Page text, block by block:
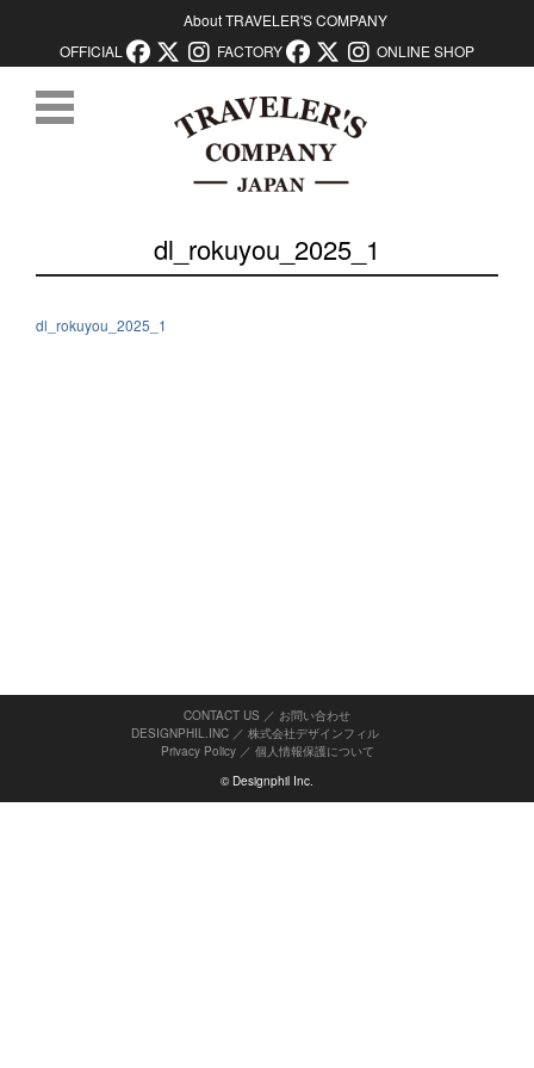
About TRAVELER'S COMPANY
OFFICIAL
FACTORY ONLINE SHOP
dl_rokuyou_2025_1
dl_rokuyou_2025_1
CONTACT US ／ お問い合わせ
DESIGNPHIL.INC ／ 株式会社デザインフィル
Privacy Policy／ 個人情報保護について
© Designphil Inc.